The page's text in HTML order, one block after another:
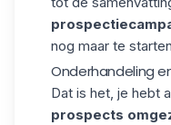
nog maar te
Onderhandeling
Dat is het, je hebt
prospects